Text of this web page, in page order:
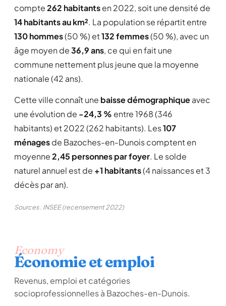
compte262 habitantsen 2022, soit une densité de
14 habitants au km². La population se répartit entre
130 hommes(50 %) et132 femmes(50 %), avec un
âge moyen de36,9 ans, ce qui en fait une
commune nettement plus jeune que la moyenne
nationale (42 ans).
Cette ville connaît une baisse démographiqueavec
une évolution de -24,3 % entre 1968 (346
habitants) et 2022 (262 habitants). Les107
ménagesde Bazoches-en-Dunois comptent en
moyenne2,45 personnes par foyer. Le solde
naturel annuel est de +1 habitants(4 naissances et 3
décès par an).
Sources : INSEE (recensement 2022)
Economy
Économie et emploi
Revenus, emploi et catégories
socioprofessionnelles à Bazoches-en-Dunois.